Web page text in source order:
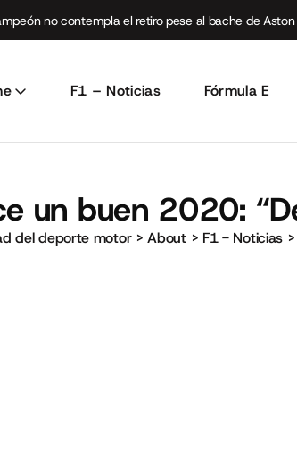
no contempla el retiro pese al bache de
F1 – Noticias Fórmula E
un buen 2020:
del deporte motor>About> F1 - Noticias >